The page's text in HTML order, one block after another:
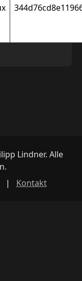
Lindner. Alle
| Kontakt